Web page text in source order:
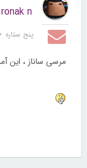
ronak n
پنج
مرسی ساناز ، این